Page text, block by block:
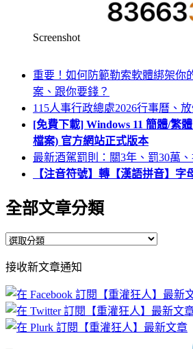
Screenshot
重要！如何防範勒索軟體綁架你
案、跟你要錢？
115人事行政總處2026行事曆、放
[免費下載] Windows 11 簡體/繁
檔案) 官方網站正式版本
最新酒駕罰則：關3年、罰30萬
【注音符號】轉【漢語拼音】字
全部文章分類
全
文
章
分
類
接收新文章通知